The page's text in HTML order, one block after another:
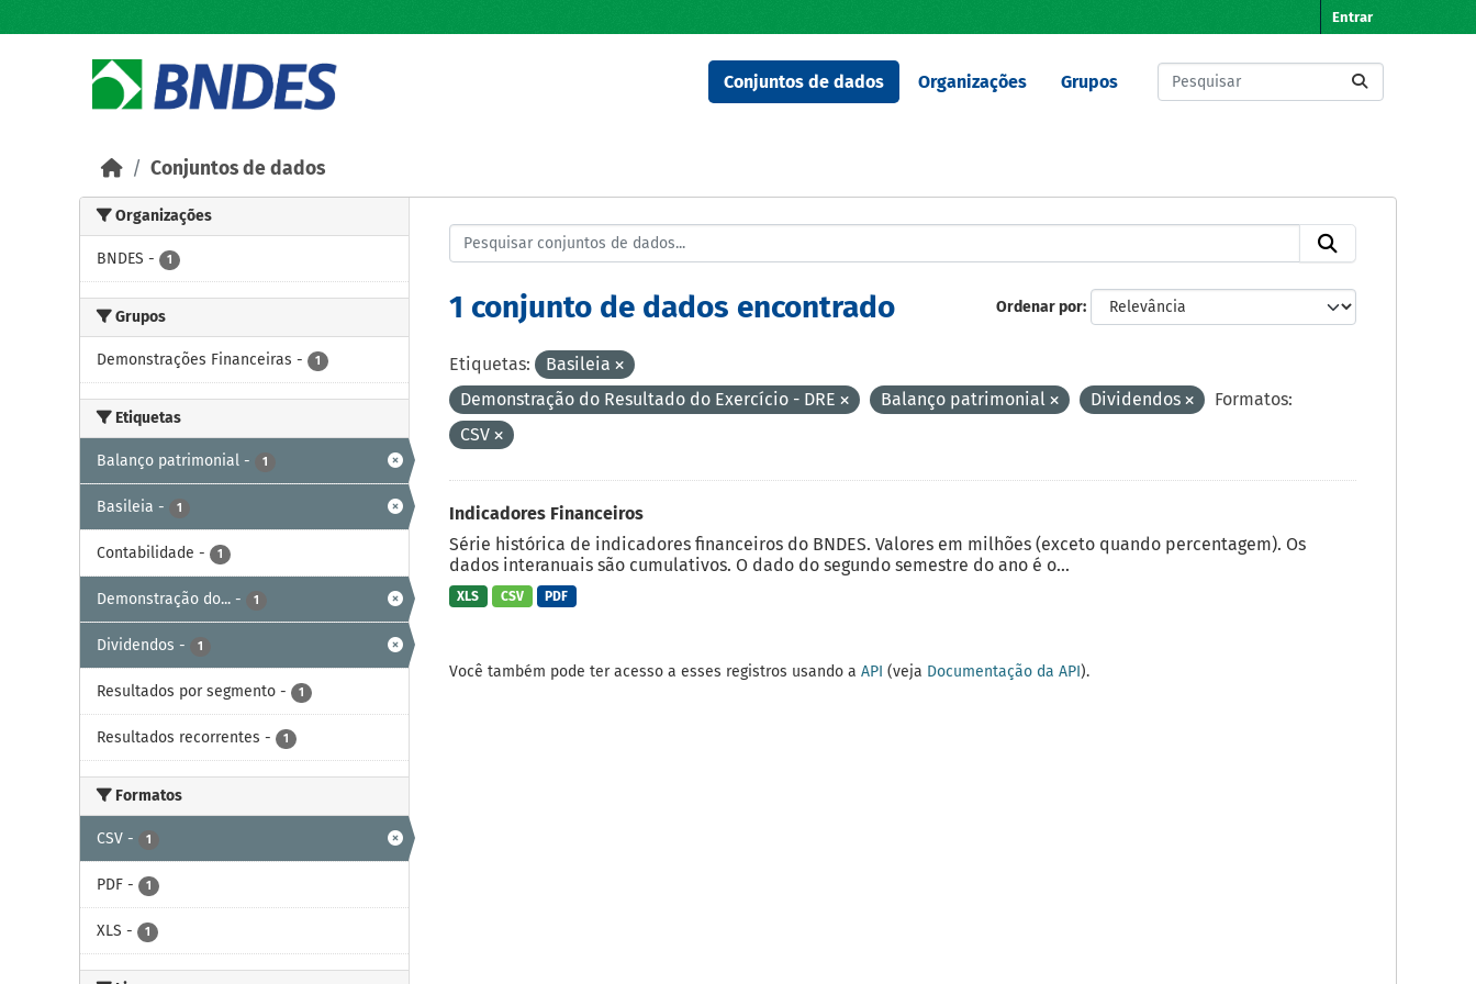
Entrar
Conjuntos de dados Organizações Grupos
Conjuntos de dados
Organizações
BNDES - 1
Grupos
Demonstrações Financeiras - 1
Etiquetas
Balanço patrimonial - 1
Basileia - 1
Contabilidade - 1
Demonstração do... - 1
Dividendos - 1
Resultados por segmento - 1
Resultados recorrentes - 1
Formatos
CSV - 1
PDF - 1
XLS - 1
Ordenar por
1 conjunto de dados encontrado
Etiquetas:
Basileia
Demonstração do Resultado do Exercício - DRE
Balanço patrimonial Dividendos
Formatos:
CSV
Indicadores Financeiros
Série histórica de indicadores financeiros do BNDES. Valores em milhões (exceto quando percentagem). Os
dados interanuais são cumulativos. O dado do segundo semestre do ano é o...
XLS CSV PDF
Você também pode ter acesso a esses registros usando a API (veja Documentação da API).